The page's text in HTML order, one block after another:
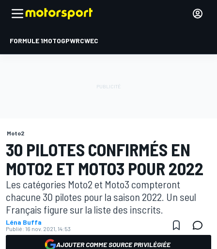
FORMULE 1MOTOGPWRCWEC
Moto2
30 PILOTES CONFIRMÉS EN
MOTO2 ET MOTO3 POUR 2022
Les catégories Moto2 et Moto3 compteront
chacune 30 pilotes pour la saison 2022. Un seul
Français figure sur la liste des inscrits.
Léna Buffa
Publié: 16 nov. 2021, 14:53
AJOUTER COMME SOURCE PRIVILÉGIÉE